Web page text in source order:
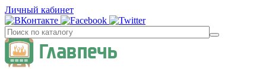
Личный кабинет